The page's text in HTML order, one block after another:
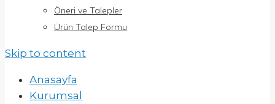
Öneri ve Talepler
Ürün Talep Formu
Skip to content
Anasayfa
Kurumsal